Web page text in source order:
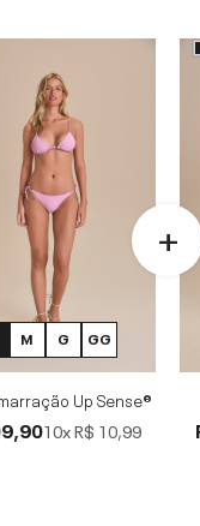
M G GG
Up Sense®
10xR$ 10,99